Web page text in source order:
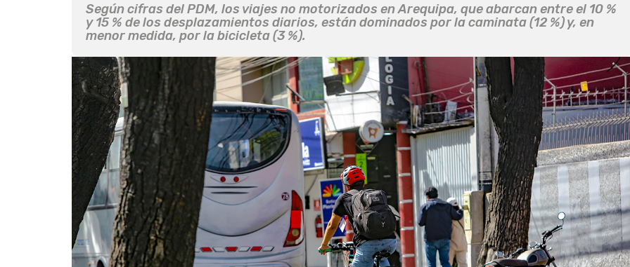
Según cifras del PDM, los viajes no motorizados en Arequipa, que abarcan entre el 10 %
y 15 % de los desplazamientos diarios, están dominados por la caminata (12 %) y, en
menor medida, por la bicicleta (3 %).